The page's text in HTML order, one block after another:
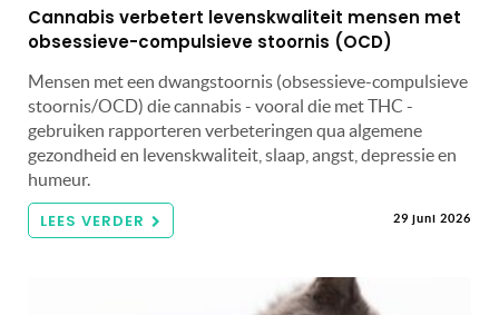
Cannabis verbetert levenskwaliteit mensen met
obsessieve-compulsieve stoornis (OCD)
Mensen met een dwangstoornis (obsessieve-compulsieve
stoornis/OCD) die cannabis - vooral die met THC -
gebruiken rapporteren verbeteringen qua algemene
gezondheid en levenskwaliteit, slaap, angst, depressie en
humeur.
LEES VERDER 29 juni 2026